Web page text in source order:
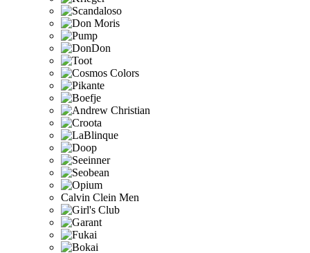
Calvin Clein Men